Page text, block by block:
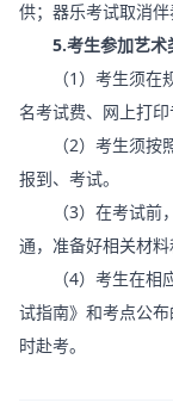
供；器乐考试取消伴
5.考生参加艺术
（1）考生须在规
名考试费、网上打印
（2）考生须按照
报到、考试。
（3）在考试前，
通，准备好相关材料
（4）考生在相应
试指南》和考点公
时赴考。